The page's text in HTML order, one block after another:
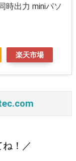
時出力 miniパソ
楽天市場
！／